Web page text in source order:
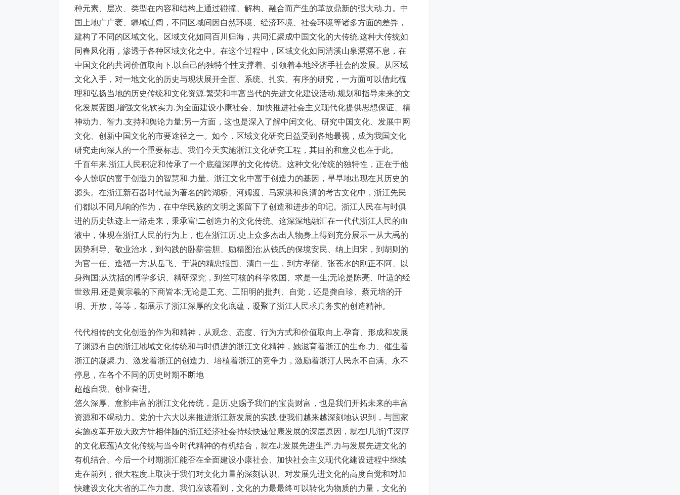
种元素、层次、类型在内容和结构上通过碰撞、解构、融合而产生的革故鼎新的强大动.力。中
国上地广广袤、疆域辽阔，不同区域间因自然环境、经济环境、社会环境等诸多方面的差异，
建构了不同的区域文化。区域文化如同百川归海，共同汇聚成中国文化的大传统.这种大传统如
同春凤化雨，渗透于各种区域文化之中。在这个过程中，区域文化如同清溪山泉潺潺不息，在
中国文化的共词价值取向下.以自己的独特个性支撑着、引领着本地经济手社会的发展。从区域
文化入手，对一地文化的历史与现状展开全面、系统、扎实、有序的研究，一方面可以借此梳
理和弘扬当地的历史传统和文化资源.繁荣和丰富当代的先进文化建设活动.规划和指导未来的文
化发展蓝图,增强文化软实力.为全面建设小康社会、加快推进社会主义现代化提供思想保证、精
神动力、智力.支持和舆论力量;另一方面，这也是深入了解中闰文化、研究中国文化、发展中网
文化、创新中国文化的市要途径之一。如今，区域文化研究日益受到各地最视，成为我国文化
研究走向深人的一个重要标志。我们今天实施浙江文化研究工程，其目的和意义也在于此。
千百年来.浙江人民积淀和传承了一个底蕴深厚的文化传统。这种文化传统的独特性，正在于他
令人惊叹的富于创造力的智慧和.力量。浙江文化中富于创造力的基因，旱早地出现在其历史的
源头。在浙江新石器时代最为著名的跨湖桥、河姆渡、马家洪和良清的考古文化中，浙江先民
们都以不同凡响的作为，在中华民族的文明之源留下了创造和进步的印记。浙江人民在与时俱
进的历史轨迹上一路走来，秉承富!二创造力的文化传统。这深深地融汇在一代代浙江人民的血
液中，体现在浙扛人民的行为上，也在浙江历.史上众多杰出人物身上得到充分展示一从大禹的
因势利导、敬业治水，到勾践的卧薪尝胆、励精图治;从钱氏的保境安民、纳上归宋，到胡则的
为官一任、造福一方;从岳飞、于谦的精忠报国、清白一生，到方孝孺、张苍水的刚正不阿、以
身殉国;从沈括的博学多识、精研深究，到竺可核的科学救国、求是一生;无论是陈亮、叶适的经
世致用.还是黄宗羲的下商皆本;无论是工充、工阳明的批判、自觉，还是龚自珍、蔡元培的开
明、开放，等等，都展示了浙江深厚的文化底蕴，凝聚了浙江人民求真务实的创造精神。
代代相传的文化创造的作为和精神，从观念、态度、行为方式和价值取向上.孕育、形成和发展
了渊源有自的浙江地域文化传统和与时俱进的浙江文化精神，她滋育着浙江的生命.力、催生着
浙江的凝聚.力、激发着浙江的创造力、培植着浙江的竞争力，激励着浙汀人民永不自满、永不
停息，在各个不同的历史时期不断地
超越自我、创业奋进。
悠久深厚、意韵丰富的浙江文化传统，是历.史赐予我们的宝贵财富，也是我们开拓未来的丰富
资源和不竭动力。党的十六大以来推进浙江新发展的实践.使我们越来越深刻地认识到，与国家
实施改革开放大政方针相伴随的浙江经济社会持续快速健康发展的深层原因，就在l几浙}'T深厚
的文化底蕴}A文化传统与当今时代精神的有机结合，就在J;发展先进生产.力与发展先进文化的
有机结合。今后一个时期浙汇能否在全面建设小康社会、加快社会主义现代化建设进程中继续
走在前列，很大程度上取决于我们对文化力量的深刻认识、对发展先进文化的高度自觉和对加
快建设文化大省的工作力度。我们应该看到，文化的力最最终可以转化为物质的力量，文化的